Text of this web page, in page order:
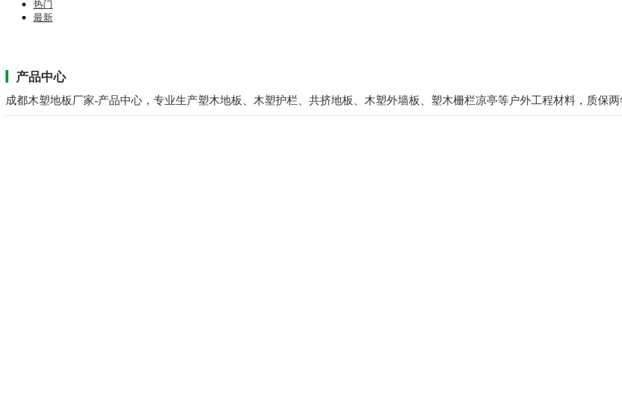
热门
最新
产品中心
成都木塑地板厂家-产品中心，专业生产塑木地板、木塑护栏、共挤地板、木塑外墙板、塑木栅栏凉亭等户外工程材料，质保两